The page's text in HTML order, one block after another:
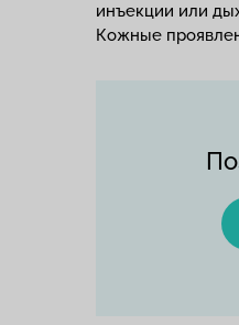
инъекции или
Кожные